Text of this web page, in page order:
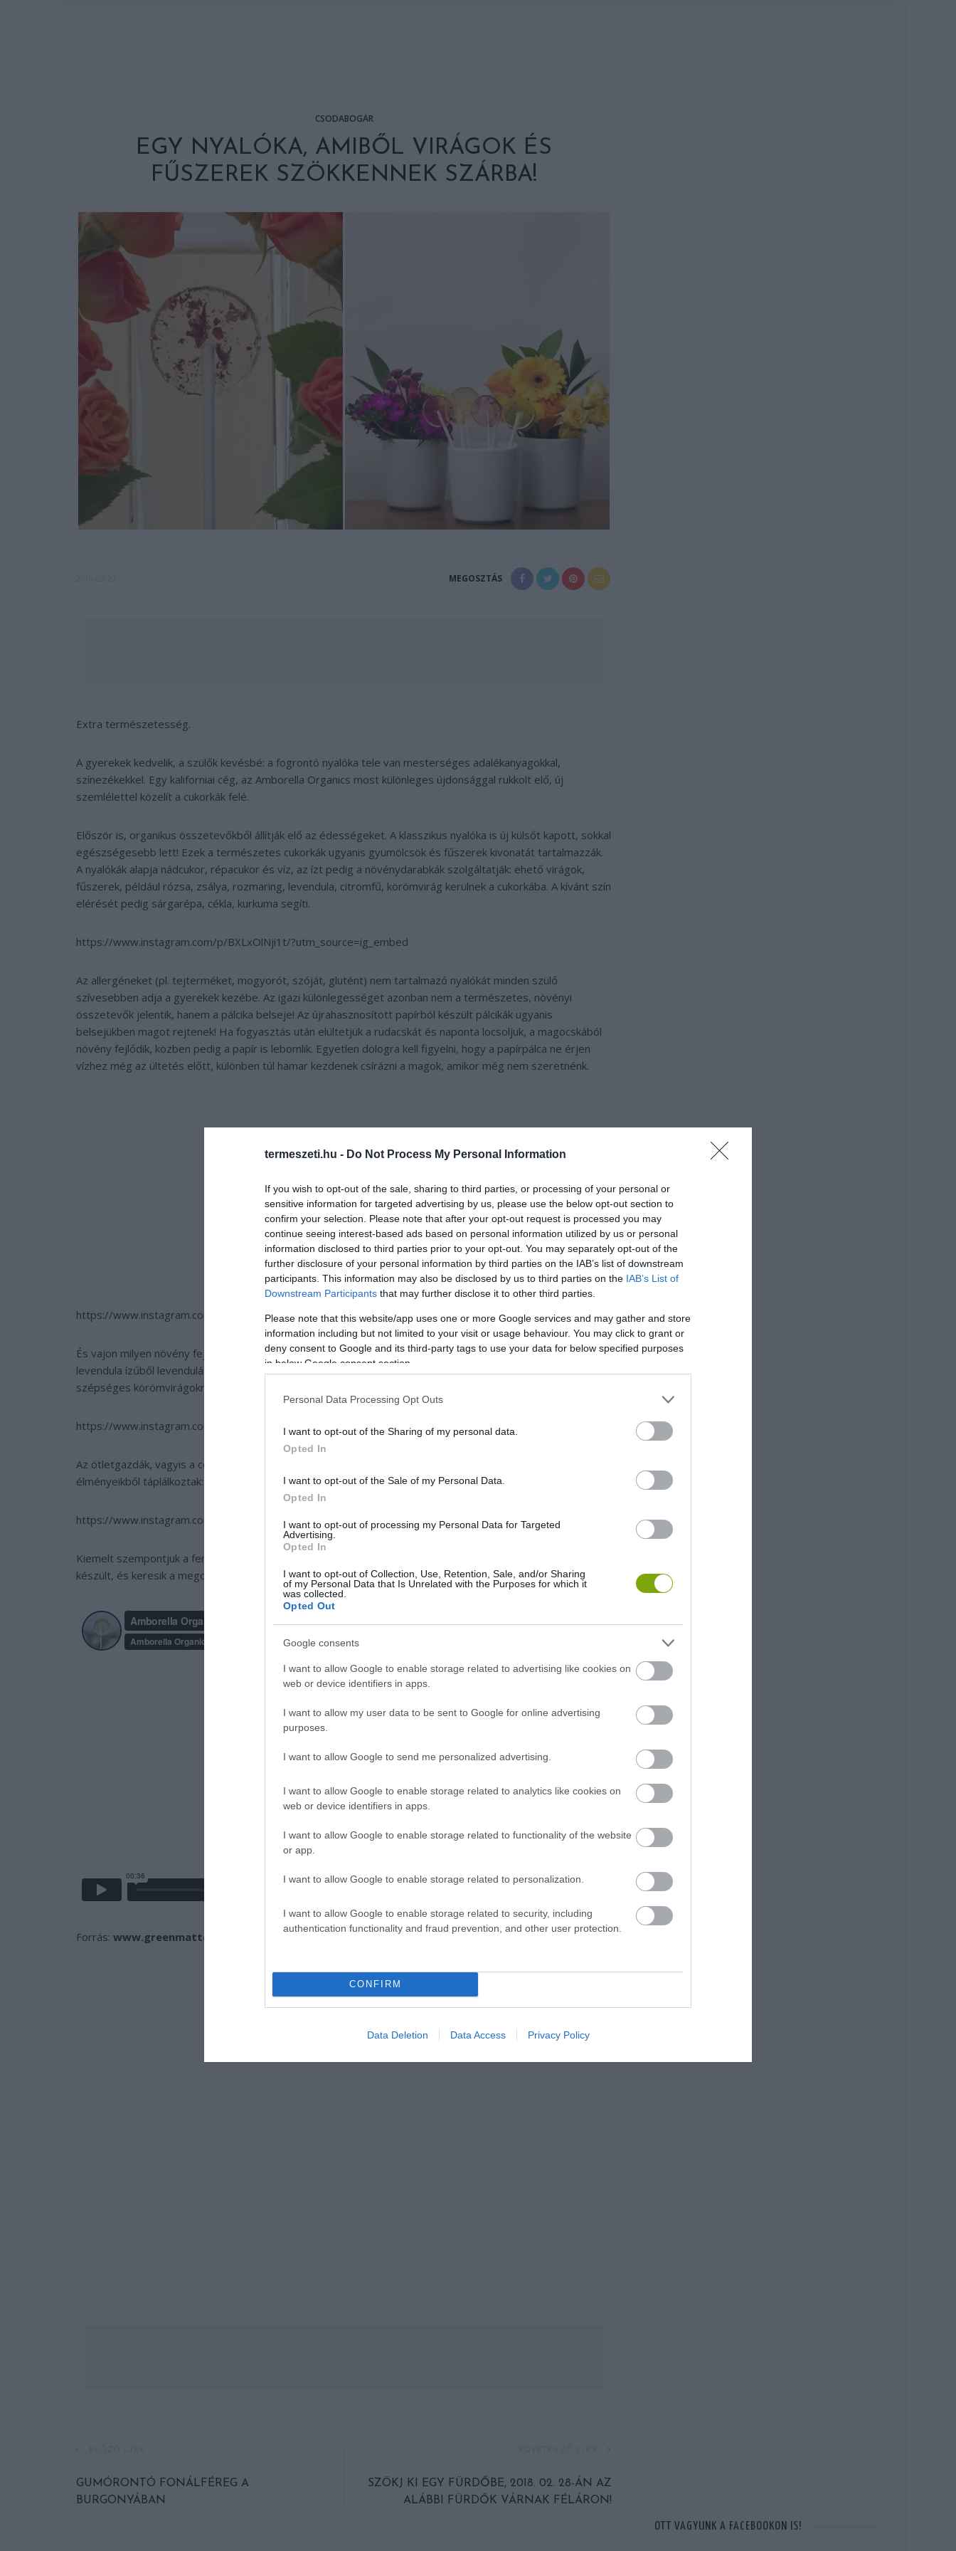
termeszeti.hu - Do Not Process My Personal Information
If you wish to opt-out of the sale, sharing to third parties, or processing of your personal or
sensitive information for targeted advertising by us, please use the below opt-out section to
confirm your selection. Please note that after your opt-out request is processed you may
continue seeing interest-based ads based on personal information utilized by us or personal
information disclosed to third parties prior to your opt-out. You may separately opt-out of the
further disclosure of your personal information by third parties on the IAB’s list of downstream
participants. This information may also be disclosed by us to third parties on the IAB’s List of
Downstream Participants that may further disclose it to other third parties.
Please note that this website/app uses one or more Google services and may gather and store
information including but not limited to your visit or usage behaviour. You may click to grant or
deny consent to Google and its third-party tags to use your data for below specified purposes
in below Google consent section.
Personal Data Processing Opt Outs
I want to opt-out of the Sharing of my personal data.
Opted In
I want to opt-out of the Sale of my Personal Data.
Opted In
I want to opt-out of processing my Personal Data for Targeted
Advertising.
Opted In
I want to opt-out of Collection, Use, Retention, Sale, and/or Sharing
of my Personal Data that Is Unrelated with the Purposes for which it
was collected.
Opted Out
Google consents
I want to allow Google to enable storage related to advertising like cookies on
web or device identifiers in apps.
I want to allow my user data to be sent to Google for online advertising
purposes.
I want to allow Google to send me personalized advertising.
I want to allow Google to enable storage related to analytics like cookies on
web or device identifiers in apps.
I want to allow Google to enable storage related to functionality of the website
or app.
I want to allow Google to enable storage related to personalization.
I want to allow Google to enable storage related to security, including
authentication functionality and fraud prevention, and other user protection.
CONFIRM
Data Deletion Data Access Privacy Policy
CSODABOGÁR
EGY NYALÓKA, AMIBŐL VIRÁGOK ÉS
FŰSZEREK SZÖKKENNEK SZÁRBA!
MEGOSZTÁS
Extra természetesség.
A gyerekek kedvelik, a szülők kevésbé: a fogrontó nyalóka tele van mesterséges adalékanyagokkal,
színezékekkel. Egy kaliforniai cég, az Amborella Organics most különleges újdonsággal rukkolt elő, új
szemlélettel közelít a cukorkák felé.
Először is, organikus összetevőkből állítják elő az édességeket. A klasszikus nyalóka is új külsőt kapott, sokkal
egészségesebb lett! Ezek a természetes cukorkák ugyanis gyümölcsök és fűszerek kivonatát tartalmazzák.
A nyalókák alapja nádcukor, répacukor és víz, az ízt pedig a növénydarabkák szolgáltatják: ehető virágok,
fűszerek, például rózsa, zsálya, rozmaring, levendula, citromfű, körömvirág kerülnek a cukorkába. A kívánt szín
elérését pedig sárgarépa, cékla, kurkuma segíti.
https://www.instagram.com/p/BXLxOlNji1t/?utm_source=ig_embed
Az allergéneket (pl. tejterméket, mogyorót, szóját, glutént) nem tartalmazó nyalókát minden szülő
szívesebben adja a gyerekek kezébe. Az igazi különlegességet azonban nem a természetes, növényi
összetevők jelentik, hanem a pálcika belseje! Az újrahasznosított papírból készült pálcikák ugyanis
belsejükben magot rejtenek! Ha fogyasztás után elültetjük a rudacskát és naponta locsoljuk, a magocskából
növény fejlődik, közben pedig a papír is lebomlik. Egyetlen dologra kell figyelni, hogy a papírpálca ne érjen
vízhez még az ültetés előtt, különben túl hamar kezdenek csírázni a magok, amikor még nem szeretnénk.
https://www.instagram.com/p/Be8iWcfHTde/?taken-by=amborellaorganics
És vajon milyen növény fejlődik a nyalóka tartójából? A cukorka ízével harmonizálnak a növények, azaz a
levendula ízűből levendulát, a mentaízűből mentát nevelhetünk, a barackos-körömvirágost elültetve pedig
szépséges körömvirágokra számítsunk.
https://www.instagram.com/p/BcvWWeqHc9_/?utm_source=ig_embed
Az ötletgazdák, vagyis a cég alapítói, Brennan Clarke and Taylor Morgan egyébként saját gyerekkori
élményeikből táplálkoztak: a nagymama kertjének ízét, illatát kívánták megragadni.
https://www.instagram.com/p/BfMHro6HBDJ/?taken-by=amborellaorganics
Kiemelt szempontjuk a fenntarthatóság és a biológiai lebomlás: a nyalóka pálcikája újrahasznosított papírból
készült, és keresik a megoldásokat a teljesen ökológiai, környezetbarát csomagolásra is.
Forrás: www.greenmatters.com
GUMÓRONTÓ FONÁLFÉREG A
BURGONYÁBAN
SZÖKJ KI EGY FÜRDŐBE, 2018. 02. 28-ÁN AZ
ALÁBBI FÜRDŐK VÁRNAK FÉLÁRON!
OTT VAGYUNK A FACEBOOKON IS!